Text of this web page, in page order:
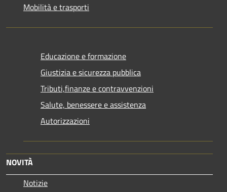
Mobilità e trasporti
Educazione e formazione
Giustizia e sicurezza pubblica
Tributi,finanze e contravvenzioni
Salute, benessere e assistenza
Autorizzazioni
NOVITÀ
Notizie